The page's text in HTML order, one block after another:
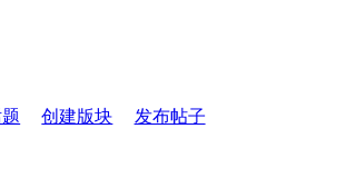
创建版块 发布帖子